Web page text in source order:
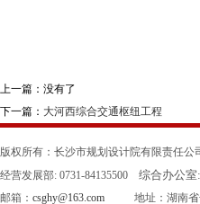
上一篇：没有了
下一篇： 大河西综合交通枢纽工程
版权所有：长沙市规划设计院有限责任公
经营发展部: 0731-84135500 综合办公室:
邮箱： csghy@163.com 地址：湖南省长